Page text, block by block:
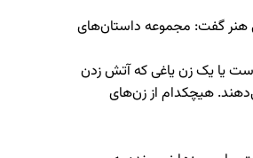
هنر گفت: مجموعه داستان‌های
یا یک زن یاغی که آتش زدن
هیچکدام از زن‌های